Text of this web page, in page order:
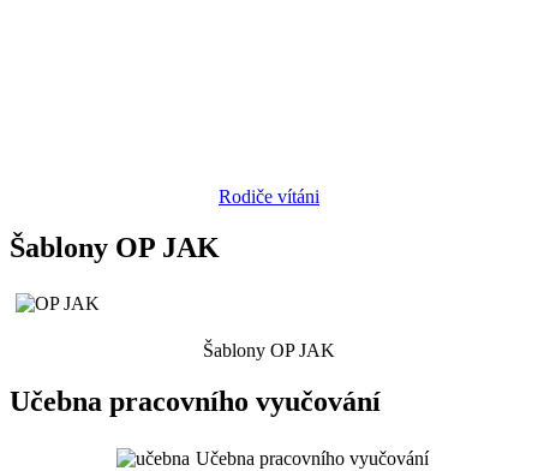
Rodiče vítáni
Šablony OP JAK
Šablony OP JAK
Učebna pracovního vyučování
Učebna pracovního vyučování